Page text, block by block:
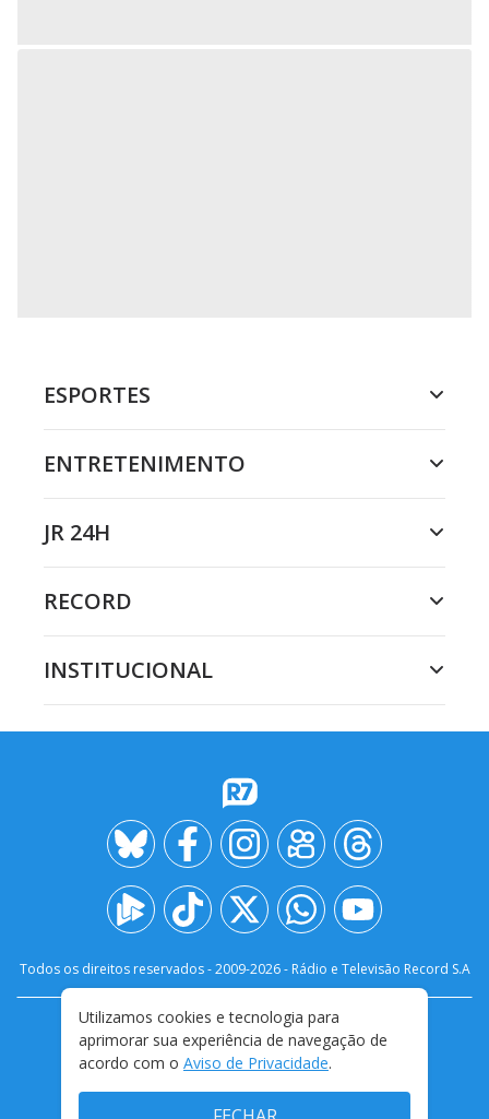
ESPORTES
ENTRETENIMENTO
JR 24H
RECORD
INSTITUCIONAL
Todos os direitos reservados - 2009-2026- Rádio e Televisão Record S.A
FALE CONOSCO
PRIVACIDADE
TERMOS E CONDIÇÕES DE USO
Utilizamos cookies e tecnologia para
aprimorar sua experiência de navegação de
acordo com o Aviso de Privacidade.